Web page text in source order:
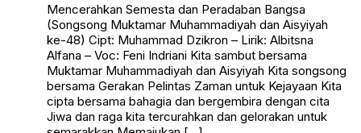
Mencerahkan Semesta dan Peradaban Bangsa
(Songsong Muktamar Muhammadiyah dan Aisyiyah
ke-48) Cipt: Muhammad Dzikron – Lirik: Albitsna
Alfana – Voc: Feni Indriani Kita sambut bersama
Muktamar Muhammadiyah dan Aisyiyah Kita songsong
bersama Gerakan Pelintas Zaman untuk Kejayaan Kita
cipta bersama bahagia dan bergembira dengan cita
Jiwa dan raga kita tercurahkan dan gelorakan untuk